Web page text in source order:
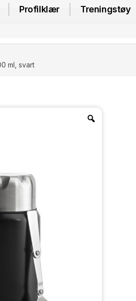
Profilklær Treningstøy
ml, svart